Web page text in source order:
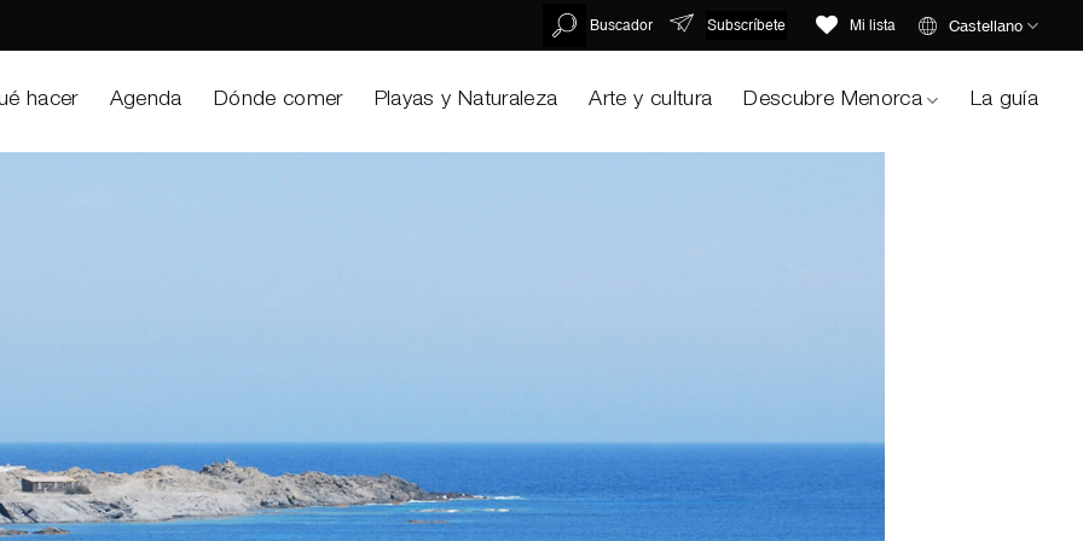
Buscador Subscríbete Mi lista Castellano
hacer Agenda Dónde comer Playas y Naturaleza Arte y cultura Descubre Menorca La guía